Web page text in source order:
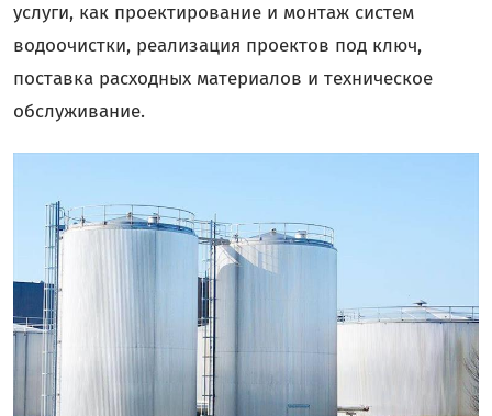
услуги, как проектирование и монтаж систем
водоочистки, реализация проектов под ключ,
поставка расходных материалов и техническое
обслуживание.